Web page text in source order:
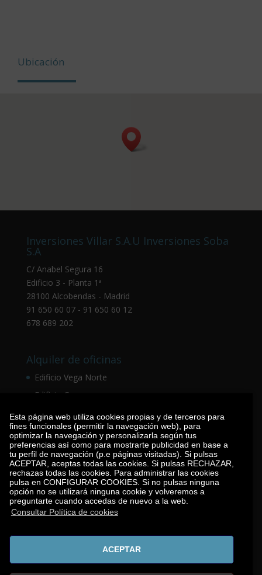
Esta página web utiliza cookies propias y de terceros para
fines funcionales (permitir la navegación web), para
optimizar la navegación y personalizarla según tus
preferencias así como para mostrarte publicidad en base a
tu perfil de navegación (p.e páginas visitadas). Si pulsas
ACEPTAR, aceptas todas las cookies. Si pulsas RECHAZAR,
rechazas todas las cookies. Para administrar las cookies
pulsa en CONFIGURAR COOKIES. Si no pulsas ninguna
opción no se utilizará ninguna cookie y volveremos a
preguntarte cuando accedas de nuevo a la web.
Consultar Política de cookies
ACEPTAR
Ubicación
Inversiones Villar S.A.U Inversiones Soba
S.A
C/ Anabel Segura 16
Edificio 3 - Planta 1ª
28100 Alcobendas - Madrid
91 650 60 07 - 91 650 60 12
678 689 202
Alquiler de oficinas
Edificio Vega Norte
Edificio Gosa
Edificio Villar
Alquiler de chalets
Los Altos de la Moraleja
Alquiler de locales
Paseo de pereda, 37 (Santander)